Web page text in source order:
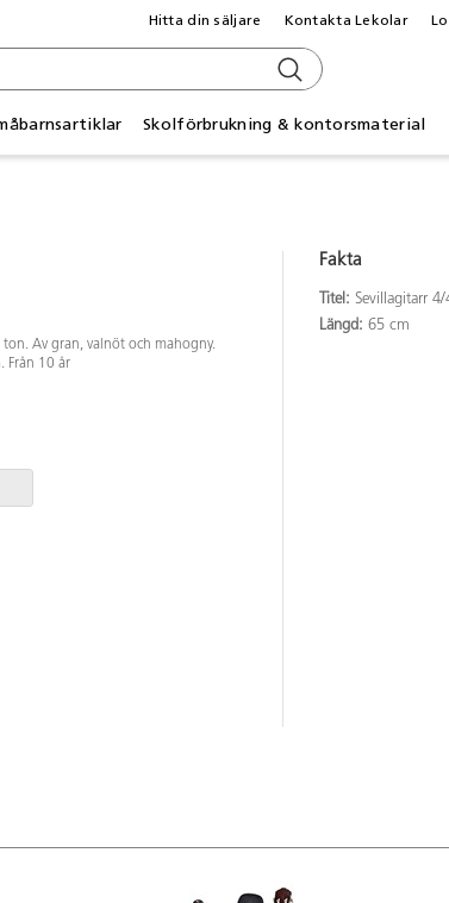
Skolförbrukning & kontorsmaterial
Hitta din säljare Kontakta Lekolar
Av gran, valnöt och mahogny.
Från 10 år
Fakta
Titel: Sevillagitarr 4/
Längd: 65 cm